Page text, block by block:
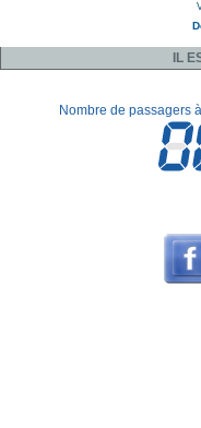
IL
Nombre de passagers